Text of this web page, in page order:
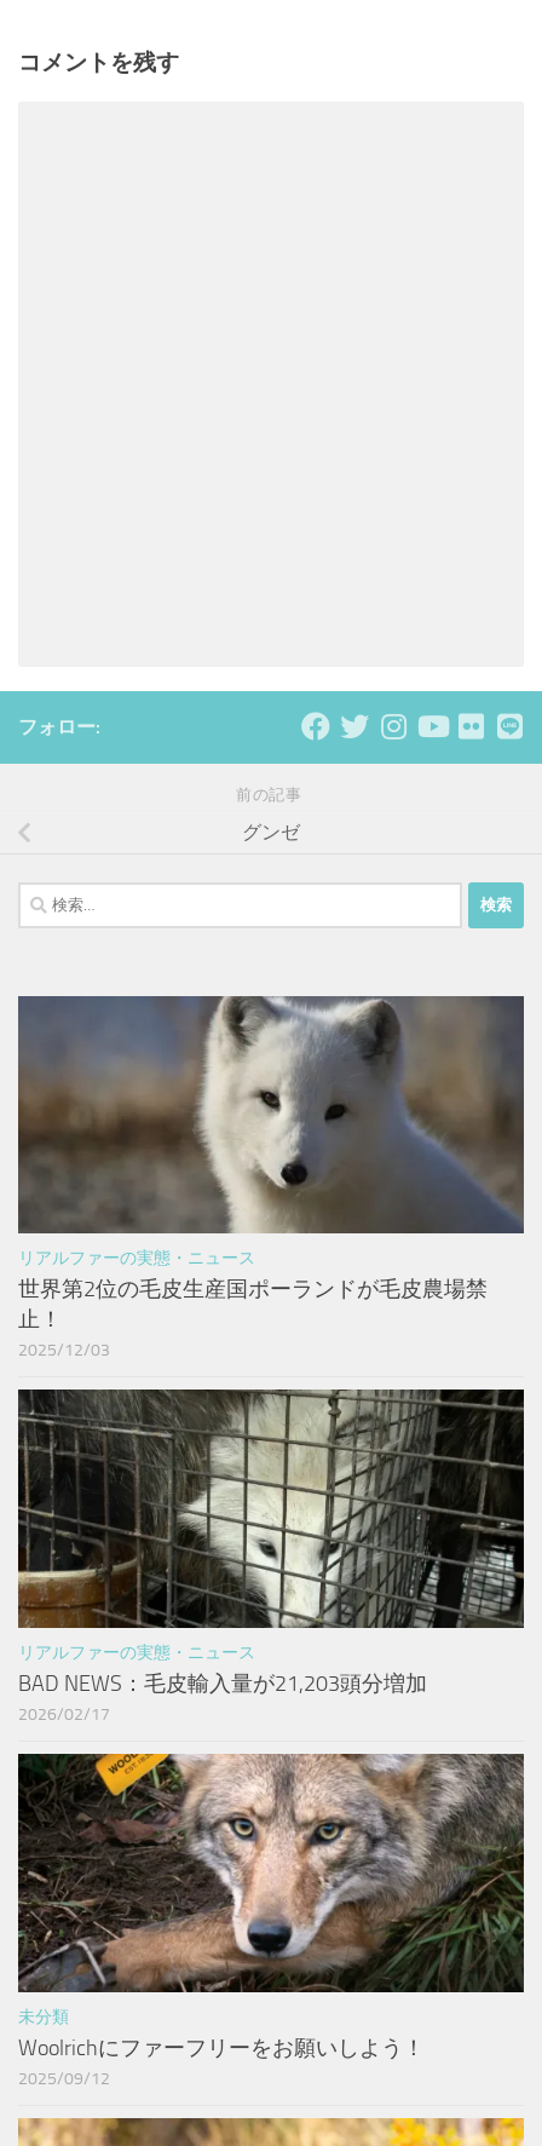
コメントを残す
フォロー:
前の記事
グンゼ
検
索:
リアルファーの実態・ニュース
世界第2位の毛皮生産国ポーランドが毛皮農場禁
止！
2025/12/03
リアルファーの実態・ニュース
BAD NEWS：毛皮輸入量が21,203頭分増加
2026/02/17
未分類
Woolrichにファーフリーをお願いしよう！
2025/09/12